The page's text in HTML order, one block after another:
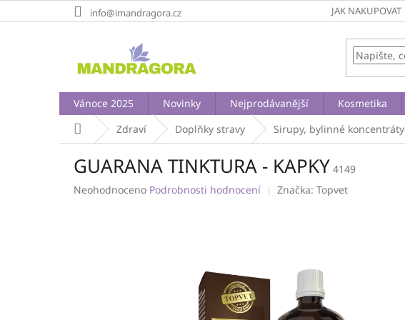
na
info@imandragora.cz JAK NAKUPOVAT
Vánoce 2025 Novinky Nejprodávanější Kosmetika
Domů Zdraví Doplňky stravy Sirupy, bylinné koncentráty
GUARANA TINKTURA - KAPKY 4149
Průměrné
Neohodnoceno Podrobnosti hodnocení Značka: Topvet